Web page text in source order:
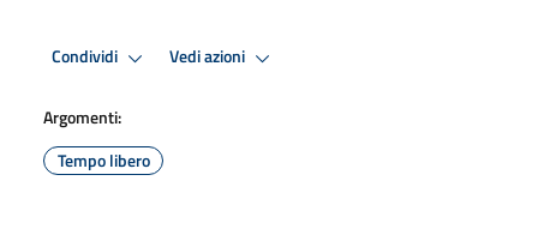
Condividi Vedi azioni
Argomenti:
Tempo libero